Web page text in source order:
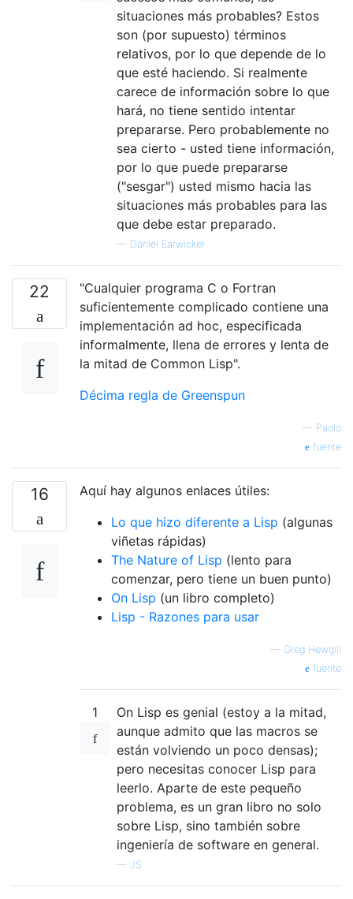
situaciones más probables? Estos
son (por supuesto) términos
relativos, por lo que depende de lo
que esté haciendo. Si realmente
carece de información sobre lo que
hará, no tiene sentido intentar
prepararse. Pero probablemente no
sea cierto - usted tiene información,
por lo que puede prepararse
("sesgar") usted mismo hacia las
situaciones más probables para las
que debe estar preparado.
— Daniel Earwicker
22
"Cualquier programa C o Fortran
suficientemente complicado contiene una
implementación ad hoc, especificada
informalmente, llena de errores y lenta de
la mitad de Common Lisp".
Décima regla de Greenspun
— Paolo
fuente
16
Aquí hay algunos enlaces útiles:
Lo que hizo diferente a Lisp (algunas
viñetas rápidas)
The Nature of Lisp (lento para
comenzar, pero tiene un buen punto)
On Lisp (un libro completo)
Lisp - Razones para usar
— Greg Hewgill
fuente
1
On Lisp es genial (estoy a la mitad,
aunque admito que las macros se
están volviendo un poco densas);
pero necesitas conocer Lisp para
leerlo. Aparte de este pequeño
problema, es un gran libro no solo
sobre Lisp, sino también sobre
ingeniería de software en general.
— JS